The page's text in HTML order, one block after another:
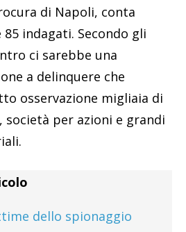
di Napoli, conta
indagati. Secondo gli
ci sarebbe una
a delinquere che
osservazione migliaia di
per azioni e grandi
dello spionaggio